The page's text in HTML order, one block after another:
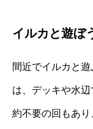
イルカと遊ぼ
間近でイルカと
は、デッキや水
約不要の回もあ